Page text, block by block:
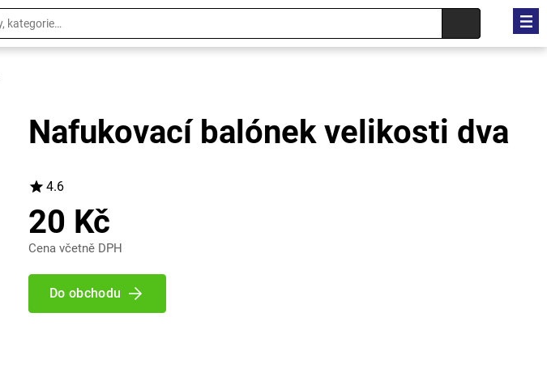
Nafukovací balónek velikosti dva
4.6
20 Kč
Cena včetně DPH
Do obchodu